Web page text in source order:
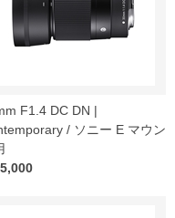
F1.4 DC DN |
/ ソニー E マウン